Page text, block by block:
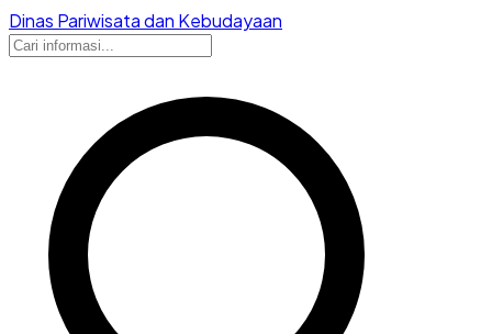
Dinas Pariwisata dan Kebudayaan